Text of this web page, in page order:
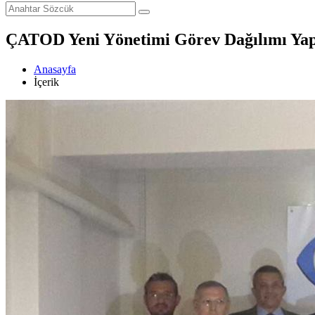
ÇATOD Yeni Yönetimi Görev Dağılımı
Anasayfa
İçerik